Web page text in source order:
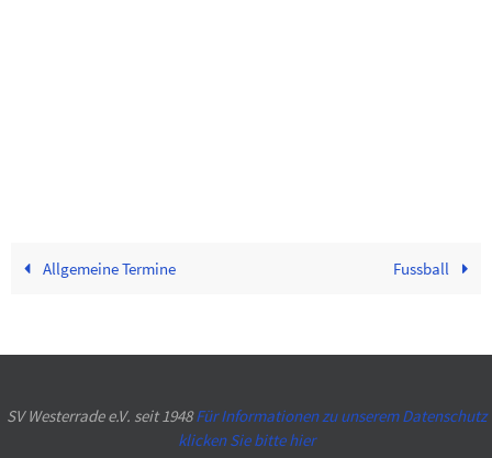
Allgemeine Termine Fussball
SV Westerrade e.V. seit 1948Für Informationen zu unserem Datenschutz
klicken Sie bitte hier